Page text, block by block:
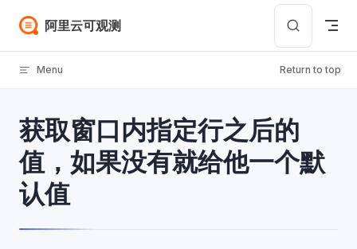
Skip to content
阿里云可观测
Menu Return to top
获取窗口内指定行之后的
值，如果没有就给他一个默
认值